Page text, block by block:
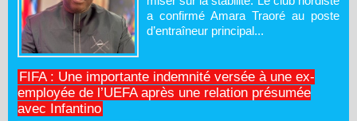
a confirmé Amara Traoré au poste
d’entraîneur principal...
FIFA : Une importante indemnité versée à une ex-
employée de l’UEFA après une relation présumée
avec Infantino